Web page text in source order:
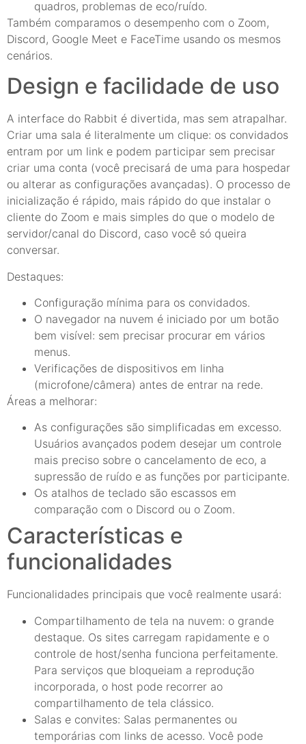
quadros, problemas de eco/ruído.
Também comparamos o desempenho com o Zoom,
Discord, Google Meet e FaceTime usando os mesmos
cenários.
Design e facilidade de uso
A interface do Rabbit é divertida, mas sem atrapalhar.
Criar uma sala é literalmente um clique: os convidados
entram por um link e podem participar sem precisar
criar uma conta (você precisará de uma para hospedar
ou alterar as configurações avançadas). O processo de
inicialização é rápido, mais rápido do que instalar o
cliente do Zoom e mais simples do que o modelo de
servidor/canal do Discord, caso você só queira
conversar.
Destaques:
Configuração mínima para os convidados.
O navegador na nuvem é iniciado por um botão
bem visível: sem precisar procurar em vários
menus.
Verificações de dispositivos em linha
(microfone/câmera) antes de entrar na rede.
Áreas a melhorar:
As configurações são simplificadas em excesso.
Usuários avançados podem desejar um controle
mais preciso sobre o cancelamento de eco, a
supressão de ruído e as funções por participante.
Os atalhos de teclado são escassos em
comparação com o Discord ou o Zoom.
Características e
funcionalidades
Funcionalidades principais que você realmente usará:
Compartilhamento de tela na nuvem: o grande
destaque. Os sites carregam rapidamente e o
controle de host/senha funciona perfeitamente.
Para serviços que bloqueiam a reprodução
incorporada, o host pode recorrer ao
compartilhamento de tela clássico.
Salas e convites: Salas permanentes ou
temporárias com links de acesso. Você pode